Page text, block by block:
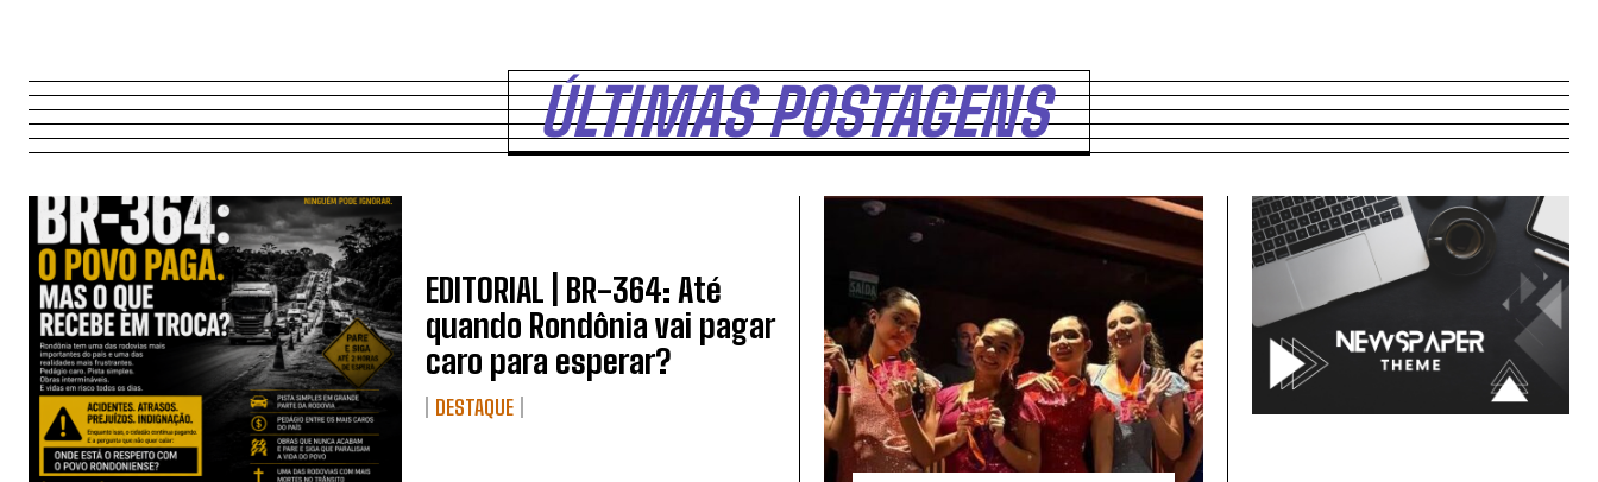
ÚLTIMAS POSTAGENS
EDITORIAL | BR-364: Até
quando Rondônia vai pagar
caro para esperar?
DESTAQUE